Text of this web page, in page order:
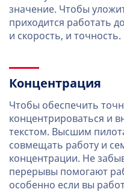
значение. Чтобы
приходится работать
и скорость, и точность.
Концентрация
Чтобы обеспечить
концентрироваться и
текстом. Высшим
совмещать работу и
концентрации. Не
перерывы помогают
особенно если вы